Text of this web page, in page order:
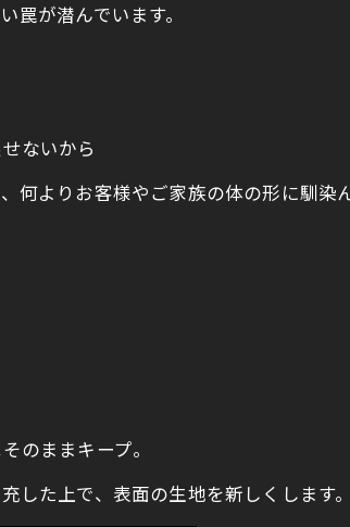
が潜んでいます。
ないから
何よりお客様やご家族の体の形に馴染
のままキープ。
た上で、表面の生地を新しくします。